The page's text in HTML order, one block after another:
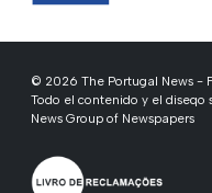
© 2026 The Portugal News -
Todo el contenido y el diseqo
News Group of Newspapers